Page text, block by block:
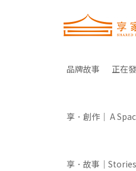
品牌故事 正在
享．創作｜ A
享．故事｜